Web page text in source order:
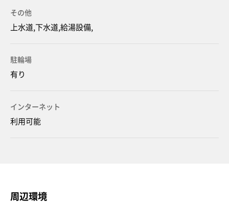
その他
上水道,下水道,給湯設備,
駐輪場
有り
インターネット
利用可能
周辺環境